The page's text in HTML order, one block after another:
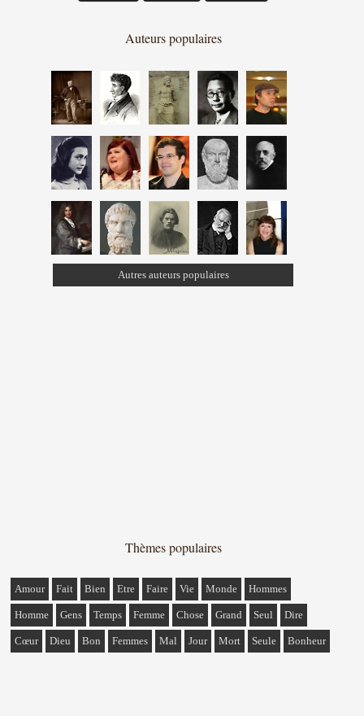
Auteurs populaires
Autres auteurs populaires
Thèmes populaires
Amour Fait Bien Etre Faire Vie Monde Hommes
Homme Gens Temps Femme Chose Grand Seul Dire
Cœur Dieu Bon Femmes Mal Jour Mort Seule Bonheur